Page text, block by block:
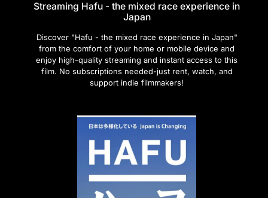
Streaming Hafu - the mixed race experience in
Japan
Discover "Hafu - the mixed race experience in Japan"
from the comfort of your home or mobile device and
enjoy high-quality streaming and instant access to this
film. No subscriptions needed-just rent, watch, and
support indie filmmakers!